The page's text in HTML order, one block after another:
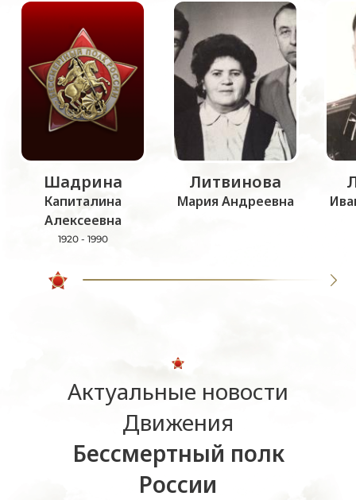
Шадрина
Капиталина
Алексеевна
1920 - 1990
Литвинова
Мария Андреевна
Актуальные новости
Движения
Бессмертный полк
России